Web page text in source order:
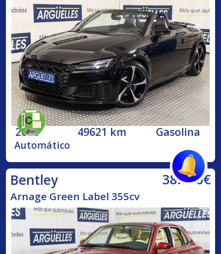
2023 49621 km Gasolina
Automático
Bentley 38.500€
Arnage Green Label 355cv